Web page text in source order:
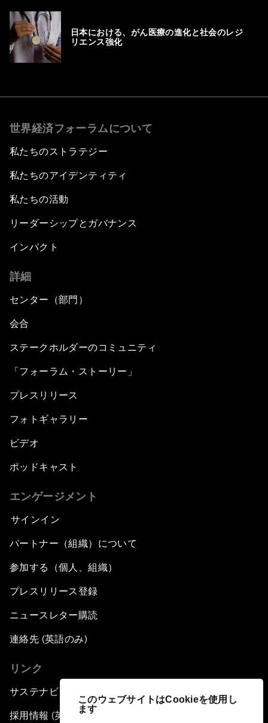
このウェブサイトはCookieを使用し
ます
日本における、がん医療の進化と社会のレジ
リエンス強化
世界経済フォーラムについて
私たちのストラテジー
私たちのアイデンティティ
私たちの活動
リーダーシップとガバナンス
インパクト
詳細
センター（部門）
会合
ステークホルダーのコミュニティ
「フォーラム・ストーリー」
プレスリリース
フォトギャラリー
ビデオ
ポッドキャスト
エンゲージメント
サインイン
パートナー（組織）について
参加する（個人、組織）
プレスリリース登録
ニュースレター購読
連絡先 (英語のみ)
リンク
サステナビリティへの取り組み
採用情報 (英語のみ)